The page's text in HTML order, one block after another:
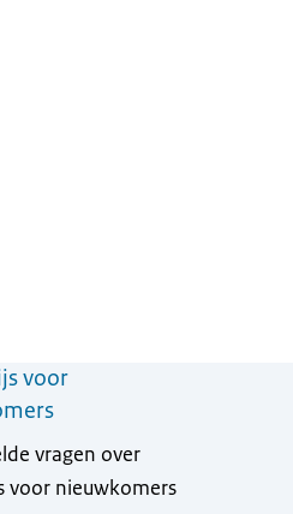
voor
vragen over
voor nieuwkomers